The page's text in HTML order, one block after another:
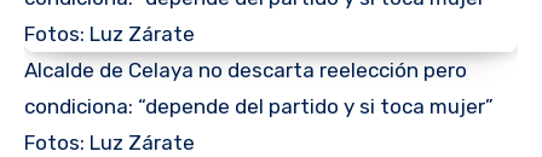
Alcalde de Celaya no descarta reelección pero
condiciona: “depende del partido y si toca mujer”
Fotos: Luz Zárate